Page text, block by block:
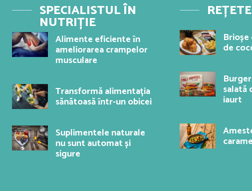
SPECIALISTUL ÎN
NUTRIȚIE
Alimente eficiente ȋn
ameliorarea crampelor
musculare
Transformă alimentația
sănătoasă ȋntr-un obicei
Suplimentele naturale
nu sunt automat și
sigure
Brioșe
de
salată
iaurt